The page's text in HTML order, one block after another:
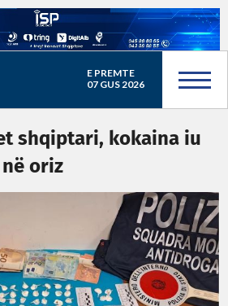
E PREMTE
07 GUS 2026
shqiptari, kokaina iu
oriz